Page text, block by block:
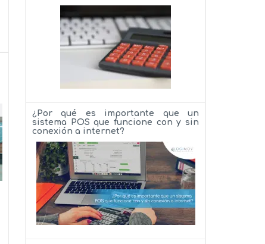
¿Por qué es importante que un
sistema POS que funcione con y sin
conexión a internet?